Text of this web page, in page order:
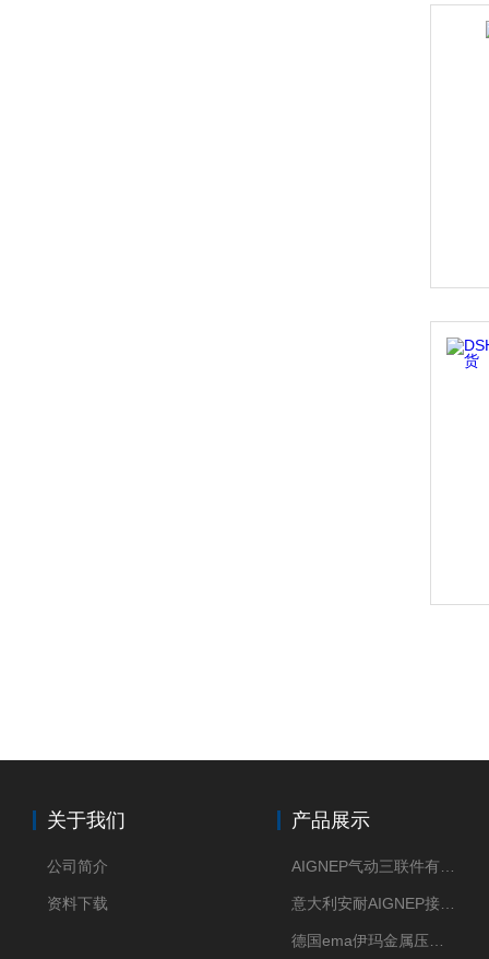
关于我们
公司简介
资料下载
产品展示